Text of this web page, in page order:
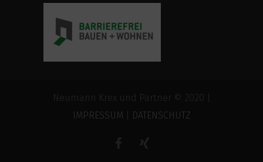
Neumann Krex und Partner © 2020 |
IMPRESSUM
DATENSCHUTZ